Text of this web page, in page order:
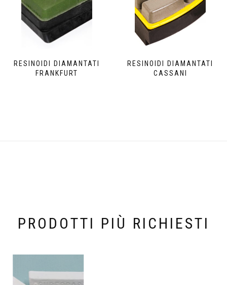
RESINOIDI DIAMANTATI
FRANKFURT
RESINOIDI DIAMANTATI
CASSANI
PRODOTTI PIÙ RICHIESTI